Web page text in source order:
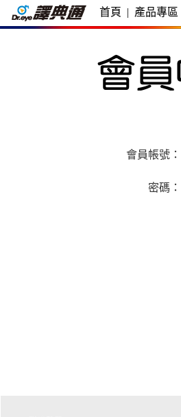
首頁 | 產品專區
會員帳號：
密碼：